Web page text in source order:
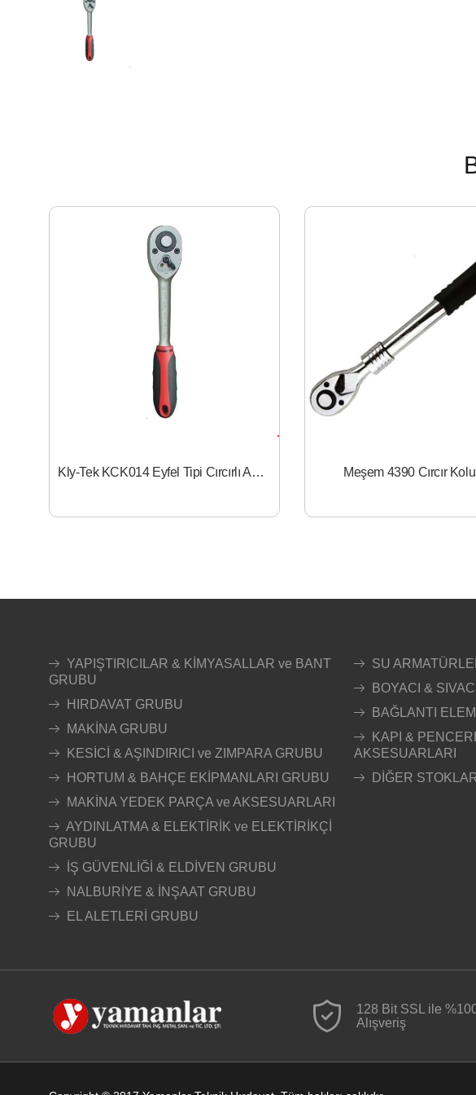
Kly-Tek KCK014 Eyfel Tipi Cırcırlı Anahtar 1/4 Meşem 4390 Cırcır
YAPIŞTIRICILAR & KİMYASALLAR ve BANT
GRUBU
HIRDAVAT GRUBU
MAKİNA GRUBU
KESİCİ & AŞINDIRICI ve ZIMPARA GRUBU
HORTUM & BAHÇE EKİPMANLARI GRUBU
MAKİNA YEDEK PARÇA ve AKSESUARLARI
AYDINLATMA & ELEKTİRİK ve ELEKTİRİKÇİ
GRUBU
İŞ GÜVENLİĞİ & ELDİVEN GRUBU
NALBURİYE & İNŞAAT GRUBU
EL ALETLERİ GRUBU
SU
BOYACI &
BAĞLANTI
KAPI &
AKSESUARLARI
DİĞER
128 Bit SSL ile
Alışveriş